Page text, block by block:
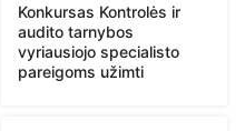
Konkursas Kontrolės ir
audito tarnybos
vyriausiojo specialisto
pareigoms užimti